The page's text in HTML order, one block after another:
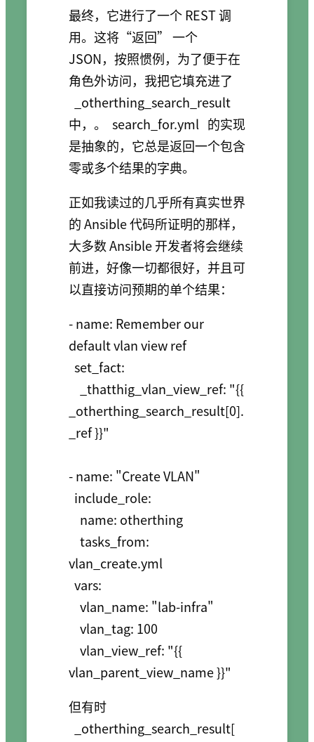
最终，它进行了一个 REST 调
用。这将“返回” 一个
JSON，按照惯例，为了便于在
角色外访问，我把它填充进了
_otherthing_search_result
中，。
search_for.yml 的实现
是抽象的，它总是返回一个包含
零或多个结果的字典。
正如我读过的几乎所有真实世界
的 Ansible 代码所证明的那样，
大多数 Ansible 开发者将会继续
前进，好像一切都很好，并且可
以直接访问预期的单个结果：
- name: Remember our
default vlan view ref
  set_fact:
    _thatthig_vlan_view_ref: "{{
_otherthing_search_result[0].
_ref }}"
- name: "Create VLAN"
  include_role:
    name: otherthing
    tasks_from:
vlan_create.yml
  vars:
    vlan_name: "lab-infra"
    vlan_tag: 100
    vlan_view_ref: "{{
但有时
_otherthing_search_result[